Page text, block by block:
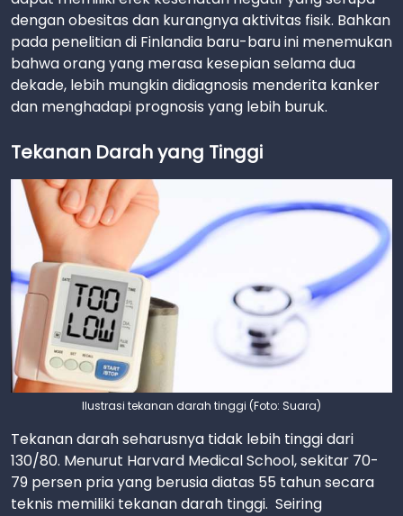
dengan obesitas dan kurangnya aktivitas fisik. Bahkan
pada penelitian di Finlandia baru-baru ini menemukan
bahwa orang yang merasa kesepian selama dua
dekade, lebih mungkin didiagnosis menderita kanker
dan menghadapi prognosis yang lebih buruk.
Tekanan Darah yang Tinggi
Ilustrasi tekanan darah tinggi (Foto: Suara)
Tekanan darah seharusnya tidak lebih tinggi dari
130/80. Menurut Harvard Medical School, sekitar 70-
79 persen pria yang berusia diatas 55 tahun secara
teknis memiliki tekanan darah tinggi. Seiring